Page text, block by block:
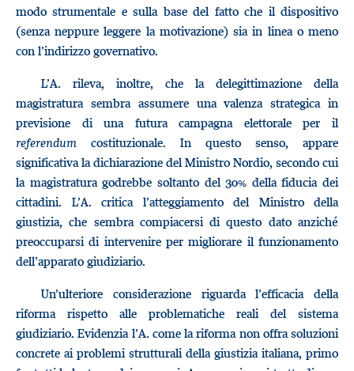
modo strumentale e sulla base del fatto che il dispositivo
(senza neppure leggere la motivazione) sia in linea o meno
con l’indirizzo governativo.
L’A. rileva, inoltre, che la delegittimazione della
magistratura sembra assumere una valenza strategica in
previsione di una futura campagna elettorale per il
referendum costituzionale. In questo senso, appare
significativa la dichiarazione del Ministro Nordio, secondo cui
la magistratura godrebbe soltanto del 30% della fiducia dei
cittadini. L’A. critica l’atteggiamento del Ministro della
giustizia, che sembra compiacersi di questo dato anziché
preoccuparsi di intervenire per migliorare il funzionamento
dell’apparato giudiziario.
Un’ulteriore considerazione riguarda l’efficacia della
riforma rispetto alle problematiche reali del sistema
giudiziario. Evidenzia l’A. come la riforma non offra soluzioni
concrete ai problemi strutturali della giustizia italiana, primo